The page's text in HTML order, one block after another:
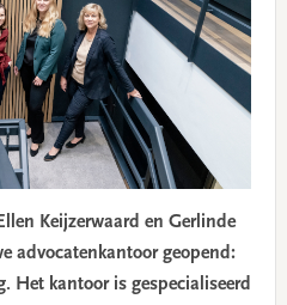
Keijzerwaard en Gerlinde
advocatenkantoor geopend:
Het kantoor is gespecialiseerd